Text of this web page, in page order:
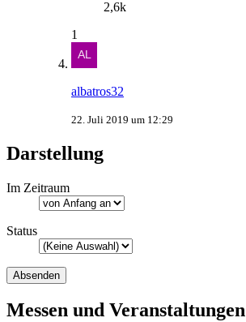
2,6k
1
albatros32
22. Juli 2019 um 12:29
Darstellung
Im Zeitraum
Status
Messen und Veranstaltungen